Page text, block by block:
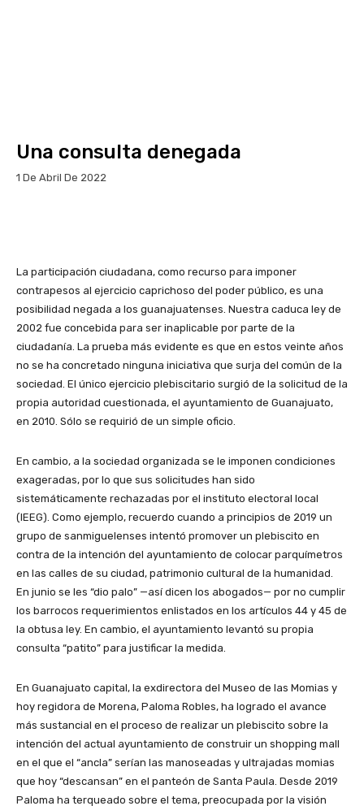
Una consulta denegada
1 De Abril De 2022
La participación ciudadana, como recurso para imponer
contrapesos al ejercicio caprichoso del poder público, es una
posibilidad negada a los guanajuatenses. Nuestra caduca ley de
2002 fue concebida para ser inaplicable por parte de la
ciudadanía. La prueba más evidente es que en estos veinte años
no se ha concretado ninguna iniciativa que surja del común de la
sociedad. El único ejercicio plebiscitario surgió de la solicitud de la
propia autoridad cuestionada, el ayuntamiento de Guanajuato,
en 2010. Sólo se requirió de un simple oficio.
En cambio, a la sociedad organizada se le imponen condiciones
exageradas, por lo que sus solicitudes han sido
sistemáticamente rechazadas por el instituto electoral local
(IEEG). Como ejemplo, recuerdo cuando a principios de 2019 un
grupo de sanmiguelenses intentó promover un plebiscito en
contra de la intención del ayuntamiento de colocar parquímetros
en las calles de su ciudad, patrimonio cultural de la humanidad.
En junio se les “dio palo” —así dicen los abogados— por no cumplir
los barrocos requerimientos enlistados en los artículos 44 y 45 de
la obtusa ley. En cambio, el ayuntamiento levantó su propia
consulta “patito” para justificar la medida.
En Guanajuato capital, la exdirectora del Museo de las Momias y
hoy regidora de Morena, Paloma Robles, ha logrado el avance
más sustancial en el proceso de realizar un plebiscito sobre la
intención del actual ayuntamiento de construir un shopping mall
en el que el “ancla” serían las manoseadas y ultrajadas momias
que hoy “descansan” en el panteón de Santa Paula. Desde 2019
Paloma ha terqueado sobre el tema, preocupada por la visión